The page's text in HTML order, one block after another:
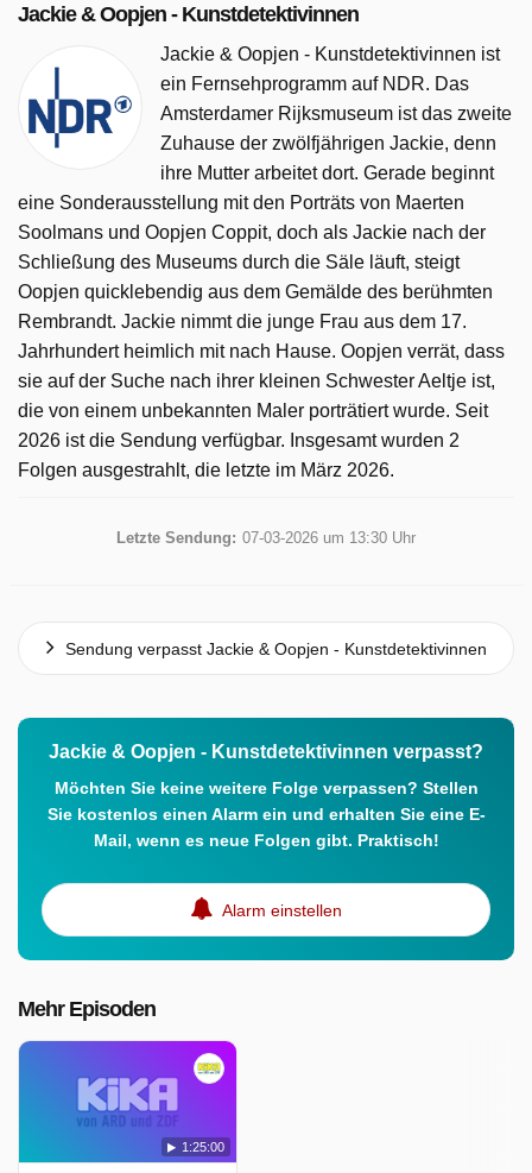
Jackie & Oopjen - Kunstdetektivinnen
Jackie & Oopjen - Kunstdetektivinnen ist
ein Fernsehprogramm auf NDR. Das
Amsterdamer Rijksmuseum ist das zweite
Zuhause der zwölfjährigen Jackie, denn
ihre Mutter arbeitet dort. Gerade beginnt
eine Sonderausstellung mit den Porträts von Maerten
Soolmans und Oopjen Coppit, doch als Jackie nach der
Schließung des Museums durch die Säle läuft, steigt
Oopjen quicklebendig aus dem Gemälde des berühmten
Rembrandt. Jackie nimmt die junge Frau aus dem 17.
Jahrhundert heimlich mit nach Hause. Oopjen verrät, dass
sie auf der Suche nach ihrer kleinen Schwester Aeltje ist,
die von einem unbekannten Maler porträtiert wurde. Seit
2026 ist die Sendung verfügbar. Insgesamt wurden 2
Folgen ausgestrahlt, die letzte im März 2026.
Letzte Sendung: 07-03-2026 um 13:30 Uhr
Sendung verpasst Jackie & Oopjen - Kunstdetektivinnen
Jackie & Oopjen - Kunstdetektivinnen verpasst?
Möchten Sie keine weitere Folge verpassen? Stellen
Sie kostenlos einen Alarm ein und erhalten Sie eine E-
Mail, wenn es neue Folgen gibt. Praktisch!
Alarm einstellen
Mehr Episoden
1:25:00